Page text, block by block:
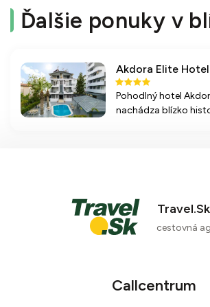
Ďalšie ponuky v
Akdora Elite Hotel
Pohodlný hotel
nachádza blízko
cestovná
Callcentrum